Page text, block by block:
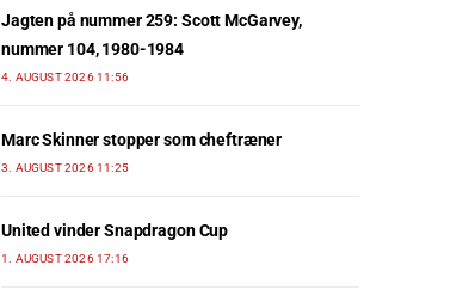
Jagten på nummer 259: Scott McGarvey,
nummer 104, 1980-1984
4. AUGUST 2026 11:56
Marc Skinner stopper som cheftræner
3. AUGUST 2026 11:25
United vinder Snapdragon Cup
1. AUGUST 2026 17:16